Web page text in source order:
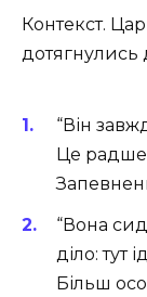
Контекст.
дотягнулись
“Він
Це радше
“Вона
діло: тут
Більш